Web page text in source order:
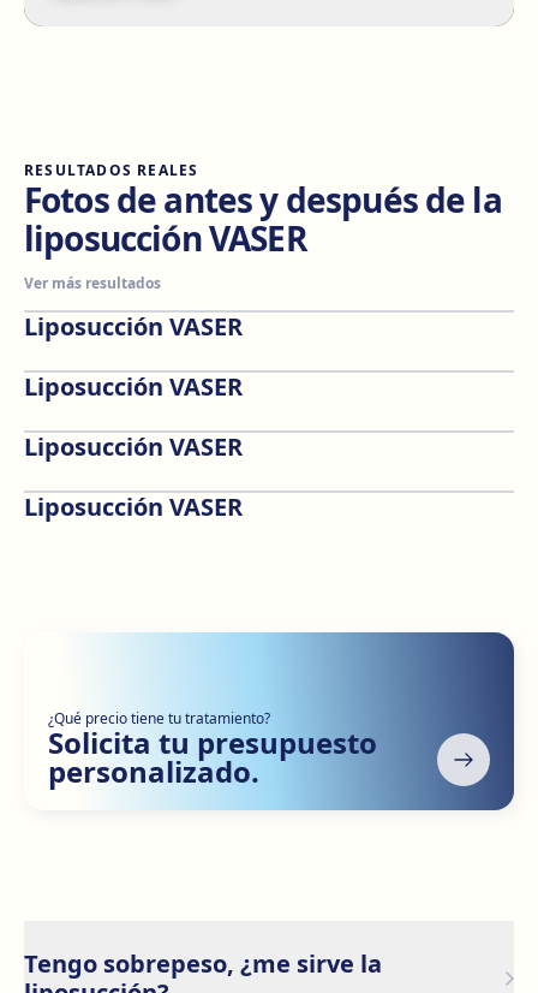
RESULTADOS REALES
Fotos de antes y después de la
liposucción VASER
Ver más resultados
Antes
Liposucción VASER
Antes
Liposucción VASER
Antes
Liposucción VASER
Antes
Liposucción VASER
¿Qué precio tiene tu tratamiento?
Solicita tu presupuesto
personalizado.
Tengo sobrepeso, ¿me sirve la